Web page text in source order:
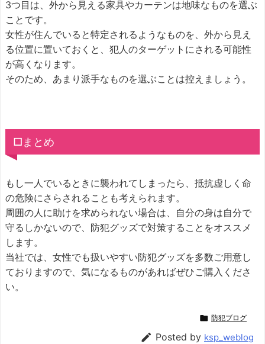
3つ目は、外から見える家具やカーテンは地味なものを選ぶ
ことです。
女性が住んでいると特定されるようなものを、外から見え
る位置に置いておくと、犯人のターゲットにされる可能性
が高くなります。
そのため、あまり派手なものを選ぶことは控えましょう。
□まとめ
もし一人でいるときに襲われてしまったら、抵抗虚しく命
の危険にさらされることも考えられます。
周囲の人に助けを求められない場合は、自分の身は自分で
守るしかないので、防犯グッズで対策することをオススメ
します。
当社では、女性でも扱いやすい防犯グッズを多数ご用意し
ておりますので、気になるものがあればぜひご購入くださ
い。
 防犯ブログ
 Posted by ksp_weblog